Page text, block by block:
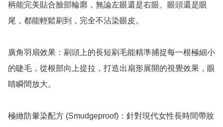
柄能完美貼合臉部輪廓，無論左眼還是右眼、眼頭還是眼
尾，都能輕鬆刷到，完全不沾染眼皮。
廣角羽扇效果：刷頭上的長短刷毛能精準捕捉每一根極細小
的睫毛，從根部向上提拉，打造出扇形展開的視覺效果，眼
睛瞬間放大。
極緻防暈染配方 (Smudgeproof)：針對現代女性長時間帶妝